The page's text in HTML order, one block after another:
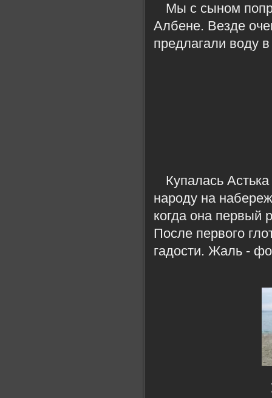
Мы с сыном
Албене. Везде
предлагали воду
Купалась
народу на
когда она первый
После первого
гадости. Жаль -